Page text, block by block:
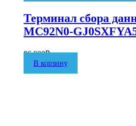
Терминал сбора
MC92N0-
86 000₽
В корзину